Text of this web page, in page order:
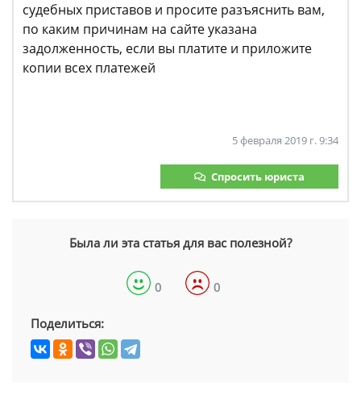
судебных приставов и просите разъяснить вам,
по каким причинам на сайте указана
задолженность, если вы платите и приложите
копии всех платежей
5 февраля 2019 г. 9:34
Спросить юриста
Была ли эта статья для вас полезной?
0 0
Поделиться: